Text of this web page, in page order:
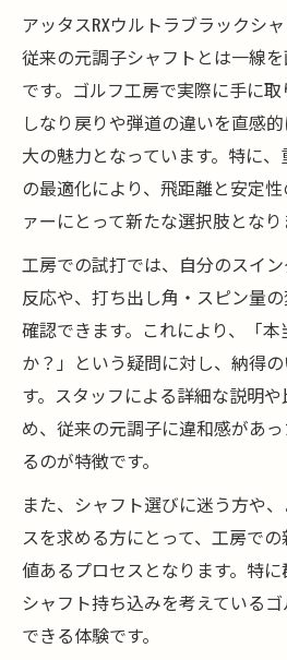
験
ゴルフ工房で最適スペ
フィッティングで叶う
ゴルフ工房が提案する
新感覚元調子をフィッ
新しい元調子を実感できる
ゴルフ工房で気軽に実
新感覚元調子の実力を
由
工房で見つかる自分に
試打を通じて理解する
ゴルフ工房スタッフが
ト
アッタスRXウルトラブラックシ
従来の元調子シャフトとは一線
です。ゴルフ工房で実際に手に
しなり戻りや弾道の違いを直感
大の魅力となっています。特に
の最適化により、飛距離と安定
ァーにとって新たな選択肢となり
工房での試打では、自分のスイ
反応や、打ち出し角・スピン量
確認できます。これにより、「
か？」という疑問に対し、納得
す。スタッフによる詳細な説明
め、従来の元調子に違和感があ
るのが特徴です。
また、シャフト選びに迷う方や
スを求める方にとって、工房で
値あるプロセスとなります。特
シャフト持ち込みを考えている
できる体験です。